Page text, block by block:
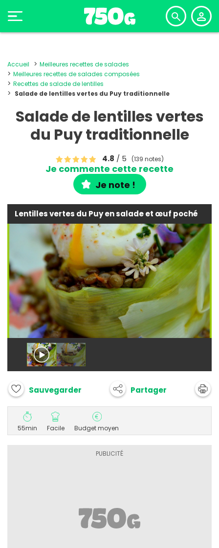
Accueil
Meilleures recettes de salades
Meilleures recettes de salades composées
Recettes de salade de lentilles
Salade de lentilles vertes du Puy traditionnelle
Salade de lentilles vertes
du Puy traditionnelle
4.8 / 5 (139 notes)
Je commente cette recette
Je note !
Lentilles vertes du Puy en salade et œuf poché
Sauvegarder Partager
55min Facile Budget moyen